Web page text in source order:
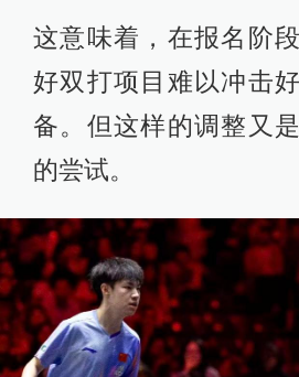
这意味着，在报名阶
好双打项目难以冲击
备。但这样的调整又
的尝试。